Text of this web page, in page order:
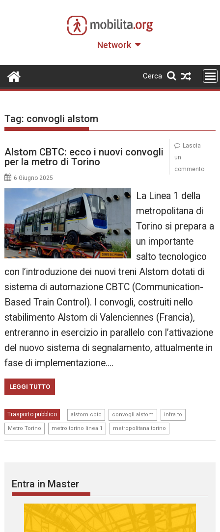
Network
Cerca
Tag: convogli alstom
Alstom CBTC: ecco i nuovi convogli
per la metro di Torino
6 Giugno 2025
La Linea 1 della
metropolitana di
Torino si prepara a
un importante
salto tecnologico
con l’introduzione dei nuovi treni Alstom dotati di
sistema di automazione CBTC (Communication-
Based Train Control). I convogli, costruiti nello
stabilimento Alstom di Valenciennes (Francia),
entreranno in esercizio in parallelo con l’attivazione
del nuovo sistema di segnalamento, attualmente in
fase di implementazione.…
LEGGI TUTTO
Trasporto pubblico alstom cbtc convogli alstom infra.to
Metro Torino metro torino linea 1 metropolitana torino
Lascia
un
commento
Entra in Master